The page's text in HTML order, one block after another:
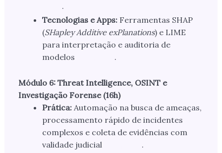
.
Tecnologias e Apps:Ferramentas SHAP
(SHapley Additive exPlanations) e LIME
para interpretação e auditoria de
modelos
.
Módulo 6: Threat Intelligence, OSINT e
Investigação Forense (16h)
Prática:Automação na busca de ameaças,
processamento rápido de incidentes
complexos e coleta de evidências com
validade judicial
.